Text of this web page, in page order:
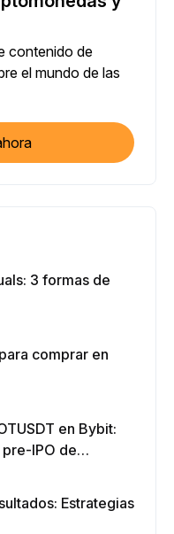
contenido de
el mundo de las
3 formas de
comprar en
en Bybit:
IPO de
Estrategias